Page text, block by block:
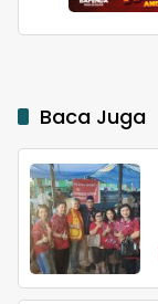
Baca Juga